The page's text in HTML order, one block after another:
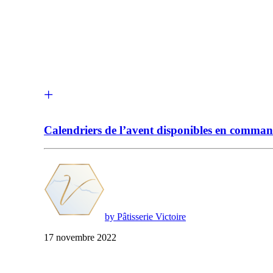
Calendriers de l’avent disponibles en
by Pâtisserie Victoire
17 novembre 2022